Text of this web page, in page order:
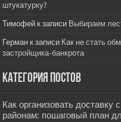
штукатурку?
Тимофей к записи Выбираем
Герман к записи Как не стать
застройщика-банкрота
Категория постов
Как организовать доставку
районам: пошаговый план